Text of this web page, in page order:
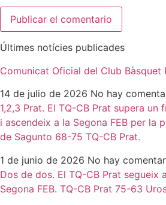
Últimes notícies publicades
Comunicat Oficial del Club Bàsquet
14 de julio de 2026 No hay
1,2,3 Prat. El TQ-CB Prat supera un
i ascendeix a la Segona FEB per la
de Sagunto 68-75 TQ-CB Prat.
1 de junio de 2026 No hay
Dos de dos. El TQ-CB Prat segueix
Segona FEB. TQ-CB Prat 75-63